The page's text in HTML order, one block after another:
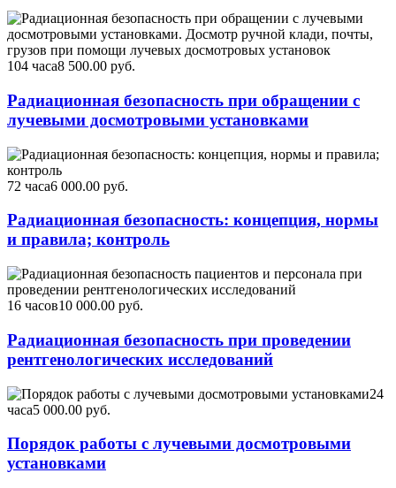
104 часа8 500.00 руб.
Радиационная безопасность при обращении с
лучевыми досмотровыми установками
72 часа6 000.00 руб.
Радиационная безопасность: концепция, нормы
и правила; контроль
16 часов10 000.00 руб.
Радиационная безопасность при проведении
рентгенологических исследований
24
часа5 000.00 руб.
Порядок работы с лучевыми досмотровыми
установками